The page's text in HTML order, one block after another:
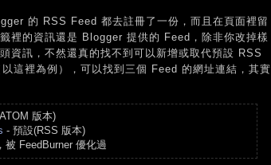
的 RSS Feed 都去註冊了一份，而且在頁面裡留
裡的資訊還是 Blogger 提供的 Feed，除非你改掉樣
資訊，不然還真的找不到可以新增或取代預設 RSS
這裡為例），可以找到三個 Feed 的網址連結，其實
版本)
- 預設(RSS 版本)
被 FeedBurner 優化過